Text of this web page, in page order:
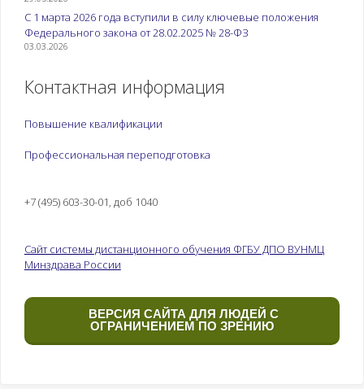
С 1 марта 2026 года вступили в силу ключевые положения
Федерального закона от 28.02.2025 № 28-ФЗ
03.03.2026
Контактная информация
Повышение квалификации
Профессиональная переподготовка
+7 (495) 603-30-01, доб 1040
Сайт системы дистанционного обучения ФГБУ ДПО ВУНМЦ
Минздрава России
ВЕРСИЯ САЙТА ДЛЯ ЛЮДЕЙ С
ОГРАНИЧЕНИЕМ ПО ЗРЕНИЮ